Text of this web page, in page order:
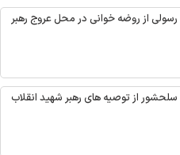
از روضه خوانی در محل عروج رهبر
از توصیه های رهبر شهید انقلاب